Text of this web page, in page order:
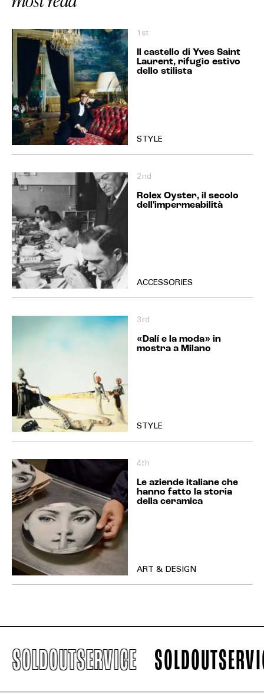
1st
Il castello di Yves Saint
Laurent, rifugio estivo
dello stilista
STYLE
2nd
Rolex Oyster, il secolo
dell'impermeabilità
ACCESSORIES
3rd
«Dalí e la moda» in
mostra a Milano
STYLE
4th
Le aziende italiane che
hanno fatto la storia
della ceramica
ART & DESIGN
SOLDOUTSERVICE